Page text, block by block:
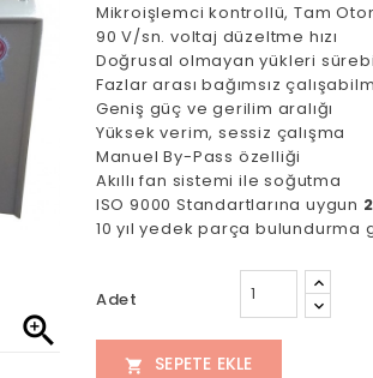

Mikroişlemci kontrollü, Tam
90 V/sn. voltaj düzeltme hızı
Doğrusal olmayan yükleri
Fazlar arası bağımsız
Geniş güç ve gerilim aralığı
Yüksek verim, sessiz çalışma
Manuel By-Pass özelliği
Akıllı fan sistemi ile soğutma
ISO 9000 Standartlarına uygun
10 yıl yedek parça bulundurma
Adet
 SEPETE EKLE